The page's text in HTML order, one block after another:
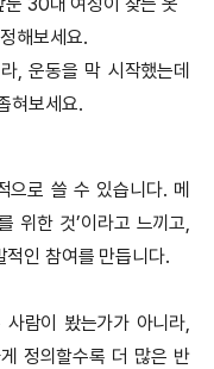
해보세요.
, 운동을 막 시작했는데
혀보세요.
으로 쓸 수 있습니다. 메
위한 것’이라고 느끼고,
인 참여를 만듭니다.
람이 봤는가가 아니라,
정의할수록 더 많은 반